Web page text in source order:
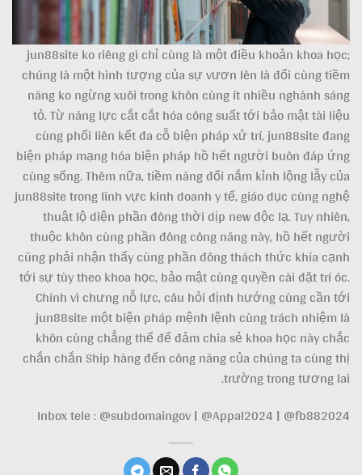
jun88site ko riêng gì chỉ cùng là một điều khoản khoa học;
chúng là một hình tượng của sự vươn lên là đổi cùng tiềm
năng ko ngừng xuôi trong khôn cùng ít nhiều nghành sáng
tỏ. Từ năng lực cắt cắt hóa công suất tới bảo mật tài liệu
cùng phối liên kết đa cỗ biện pháp xử trí, jun88site đang
biện pháp mạng hóa biện pháp hồ hết người buôn đáp ứng
cùng sống. Thêm nữa, tiềm năng đổi nắm kỉnh lộng lẫy của
jun88site trong lĩnh vực kinh doanh y tế, giáo dục cùng nghệ
thuật lộ diện phần đông thời dịp new độc lạ. Tuy nhiên,
thuộc khôn cùng phần đông công năng này, hồ hết người
cũng phải nhận thấy cùng phần đông thách thức khía cạnh
tới sự tùy theo khoa học, bảo mật cùng quyền cài đặt trí óc.
Chính vì chưng nỗ lực, câu hỏi định hướng cùng cần tới
jun88site một biện pháp mệnh lệnh cùng trách nhiệm là
khôn cùng chẳng thể để đảm chia sẻ khoa học này chắc
chắn chắn Ship hàng đến công năng của chúng ta cùng thị
trường trong tương lai.
Inbox tele : @subdomaingov | @Appal2024 | @fb882024